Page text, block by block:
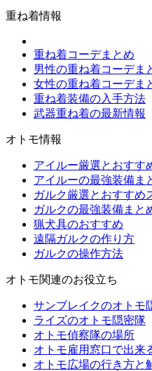
重ね着情報
重ね着コーデまとめ
男性の重ね着コーデま
女性の重ね着コーデま
重ね着装備の入手方法
武器重ね着の最新情報
オトモ情報
アイルー厳選とおすす
アイルーの最強装備ま
ガルク厳選とおすすめ
ガルクの最強装備まと
猟犬具のおすすめ
遠隔ガルクの作り方
ガルクの操作方法
オトモ関連のお役立ち
サンブレイクのオトモ
ライズのオトモ隠密隊
オトモ偵察隊の場所
オトモ雇用窓口で出来
オトモ広場の行き方と